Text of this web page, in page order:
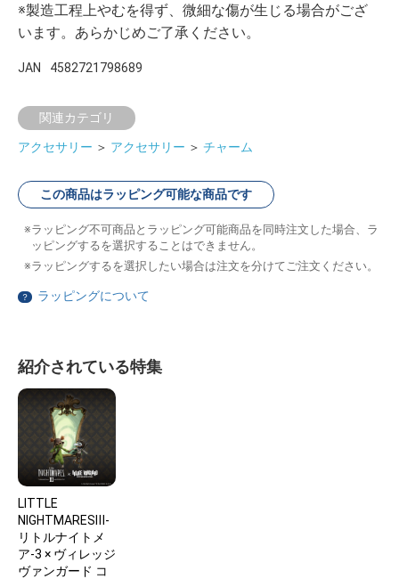
※製造工程上やむを得ず、微細な傷が生じる場合がござ
います。あらかじめご了承ください。
JAN 4582721798689
関連カテゴリ
アクセサリー ＞ アクセサリー ＞ チャーム
この商品はラッピング可能な商品です
ラッピング不可商品とラッピング可能商品を同時注文した場合、ラ
ッピングするを選択することはできません。
ラッピングするを選択したい場合は注文を分けてご注文ください。
？ ラッピングについて
紹介されている特集
LITTLE
NIGHTMARESⅢ-
リトルナイトメ
ア-3 × ヴィレッジ
ヴァンガード コ